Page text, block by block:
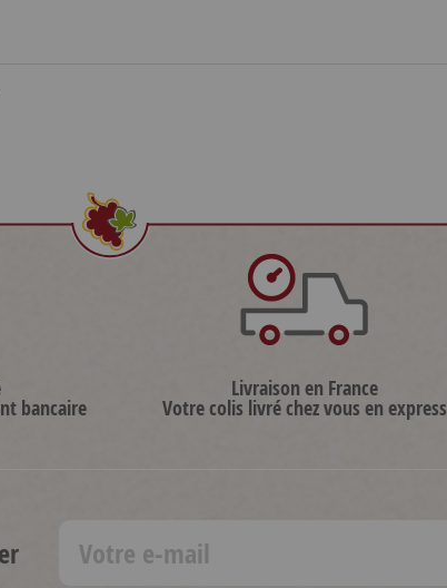
bancaire
Livraison en France
Votre colis livré chez vous en express